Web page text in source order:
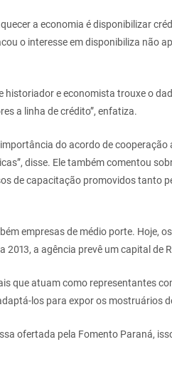
a economia é disponibilizar
o interesse em disponibiliza não
historiador e economista trouxe o
a linha de crédito”, enfatiza.
do acordo de cooperação
disse. Ele também comentou
de capacitação promovidos tanto
empresas de médio porte. Hoje,
a agência prevê um capital de
que atuam como representantes
los para expor os mostruários
ofertada pela Fomento Paraná,